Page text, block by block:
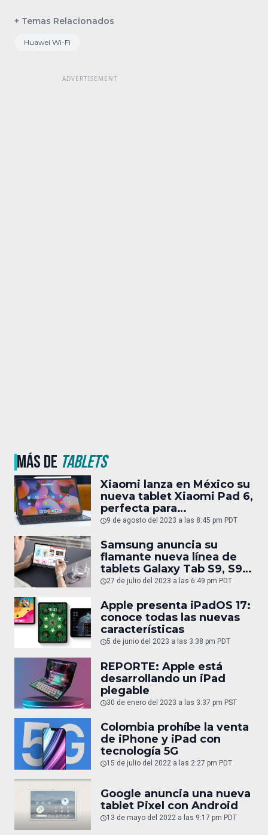
+ Temas Relacionados
Huawei Wi-Fi
MÁS DE TABLETS
Xiaomi lanza en México su
nueva tablet Xiaomi Pad 6,
perfecta para
entretenimiento y trabajo
9 de agosto del 2023 a las 8:45 pm PDT
Samsung anuncia su
flamante nueva línea de
tablets Galaxy Tab S9, S9
Plus y S9 Ultra
27 de julio del 2023 a las 6:49 pm PDT
Apple presenta iPadOS 17:
conoce todas las nuevas
características
5 de junio del 2023 a las 3:38 pm PDT
REPORTE: Apple está
desarrollando un iPad
plegable
30 de enero del 2023 a las 3:37 pm PST
Colombia prohíbe la venta
de iPhone y iPad con
tecnología 5G
15 de julio del 2022 a las 2:27 pm PDT
Google anuncia una nueva
tablet Pixel con Android
13 de mayo del 2022 a las 9:17 pm PDT